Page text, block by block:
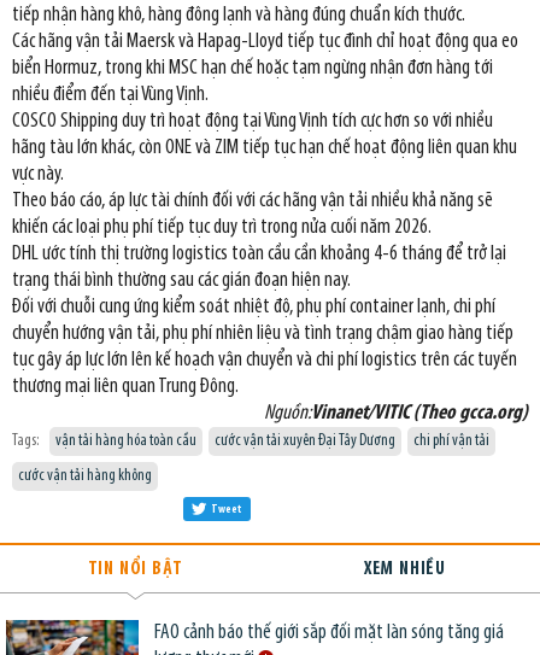
tiếp nhận hàng khô, hàng đông lạnh và hàng đúng chuẩn kích thước.
Các hãng vận tải Maersk và Hapag-Lloyd tiếp tục đình chỉ hoạt động qua eo
biển Hormuz, trong khi MSC hạn chế hoặc tạm ngừng nhận đơn hàng tới
nhiều điểm đến tại Vùng Vịnh.
COSCO Shipping duy trì hoạt động tại Vùng Vịnh tích cực hơn so với nhiều
hãng tàu lớn khác, còn ONE và ZIM tiếp tục hạn chế hoạt động liên quan khu
vực này.
Theo báo cáo, áp lực tài chính đối với các hãng vận tải nhiều khả năng sẽ
khiến các loại phụ phí tiếp tục duy trì trong nửa cuối năm 2026.
DHL ước tính thị trường logistics toàn cầu cần khoảng 4-6 tháng để trở lại
trạng thái bình thường sau các gián đoạn hiện nay.
Đối với chuỗi cung ứng kiểm soát nhiệt độ, phụ phí container lạnh, chi phí
chuyển hướng vận tải, phụ phí nhiên liệu và tình trạng chậm giao hàng tiếp
tục gây áp lực lớn lên kế hoạch vận chuyển và chi phí logistics trên các tuyến
thương mại liên quan Trung Đông.
Nguồn:Vinanet/VITIC (Theo gcca.org)
Tags: vận tải hàng hóa toàn cầu cước vận tải xuyên Đại Tây Dương
chi phí vận tải
cước vận tải hàng không
Tweet
TIN NỔI BẬT XEM NHIỀU
FAO cảnh báo thế giới sắp đối mặt làn sóng tăng giá